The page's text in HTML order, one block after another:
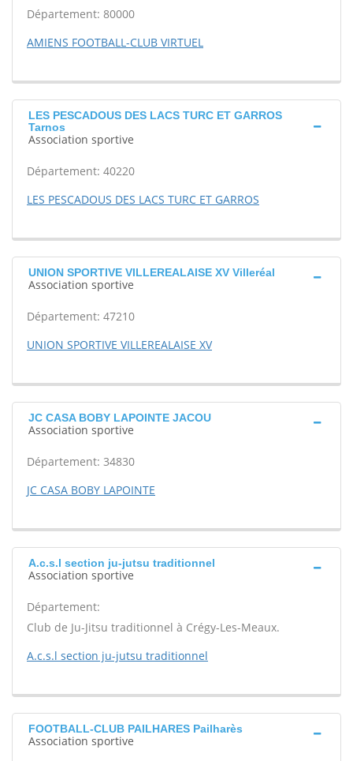
Département: 80000
AMIENS FOOTBALL-CLUB VIRTUEL
LES PESCADOUS DES LACS TURC ET GARROS
Tarnos
Association sportive
Département: 40220
LES PESCADOUS DES LACS TURC ET GARROS
UNION SPORTIVE VILLEREALAISE XV Villeréal
Association sportive
Département: 47210
UNION SPORTIVE VILLEREALAISE XV
JC CASA BOBY LAPOINTE JACOU
Association sportive
Département: 34830
JC CASA BOBY LAPOINTE
A.c.s.l section ju-jutsu traditionnel
Association sportive
Département:
Club de Ju-Jitsu traditionnel à Crégy-Les-Meaux.
A.c.s.l section ju-jutsu traditionnel
FOOTBALL-CLUB PAILHARES Pailharès
Association sportive